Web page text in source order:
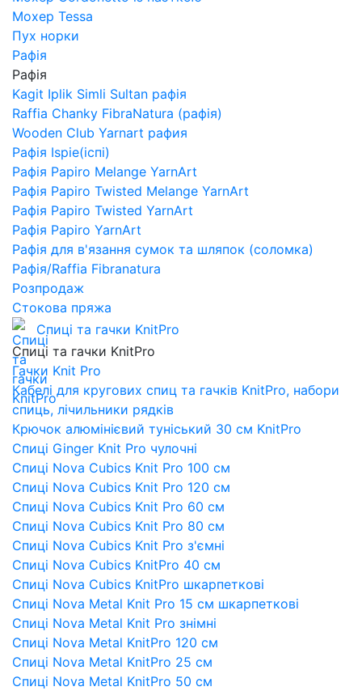
Мохер Tessa
Пух норки
Рафія
Рафія
Kagit Iplik Simli Sultan рафія
Raffia Chanky FibraNatura (рафія)
Wooden Club Yarnart рафия
Рафія Ispie(іспі)
Рафія Papiro Melange YarnArt
Рафія Papiro Twisted Melange YarnArt
Рафія Papiro Twisted YarnArt
Рафія Papiro YarnArt
Рафія для в'язання сумок та шляпок (соломка)
Рафія/Raffia Fibranatura
Розпродаж
Стокова пряжа
Спиці та гачки KnitPro
Спиці та гачки KnitPro
Гачки Knit Pro
Кабелі для кругових спиц та гачків KnitPro, набори
спиць, лічильники рядків
Крючок алюмінієвий туніський 30 см KnitPro
Спиці Ginger Knit Pro чулочні
Спиці Nova Cubics Knit Pro 100 см
Спиці Nova Cubics Knit Pro 120 см
Спиці Nova Cubics Knit Pro 60 см
Спиці Nova Cubics Knit Pro 80 см
Спиці Nova Cubics Knit Pro з'ємні
Спиці Nova Cubics KnitPro 40 см
Спиці Nova Cubics KnitPro шкарпеткові
Спиці Nova Metal Knit Pro 15 см шкарпеткові
Спиці Nova Metal Knit Pro знімні
Спиці Nova Metal KnitPro 120 см
Спиці Nova Metal KnitPro 25 см
Спиці Nova Metal KnitPro 50 см